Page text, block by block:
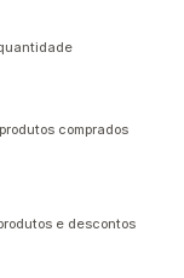
comprados
e descontos